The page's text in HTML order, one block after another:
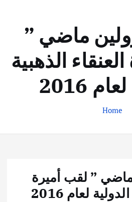
ماضي ”
الذهبية
2016
Home
” لقب أميرة
لعام 2016